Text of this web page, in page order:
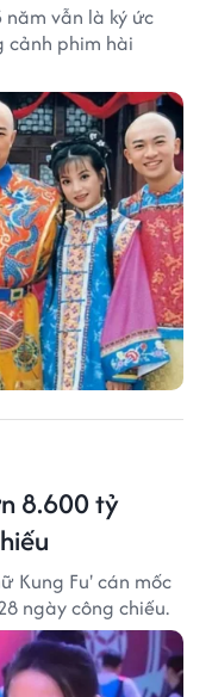
năm vẫn là ký ức
cảnh phim hài
8.600 tỷ
Kung Fu' cán mốc
ngày công chiếu.